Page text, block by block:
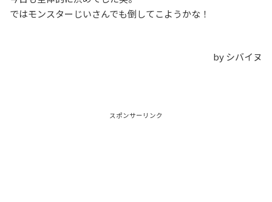
ではモンスターじいさんでも倒してこようかな！
by シバイヌ
スポンサーリンク